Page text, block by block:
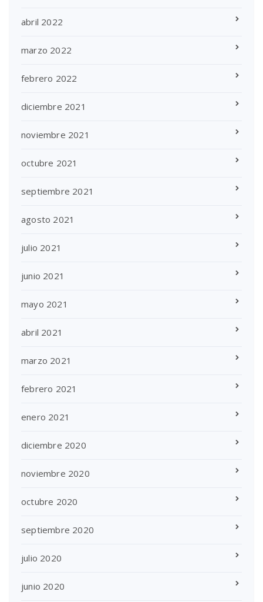
abril 2022
marzo 2022
febrero 2022
diciembre 2021
noviembre 2021
octubre 2021
septiembre 2021
agosto 2021
julio 2021
junio 2021
mayo 2021
abril 2021
marzo 2021
febrero 2021
enero 2021
diciembre 2020
noviembre 2020
octubre 2020
septiembre 2020
julio 2020
junio 2020